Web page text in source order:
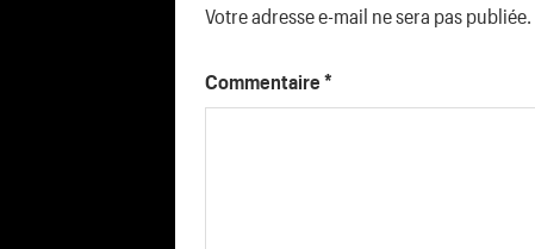
Votre adresse e-mail ne sera pas publiée.
Commentaire *